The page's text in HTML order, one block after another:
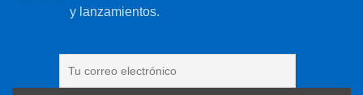
y lanzamientos.